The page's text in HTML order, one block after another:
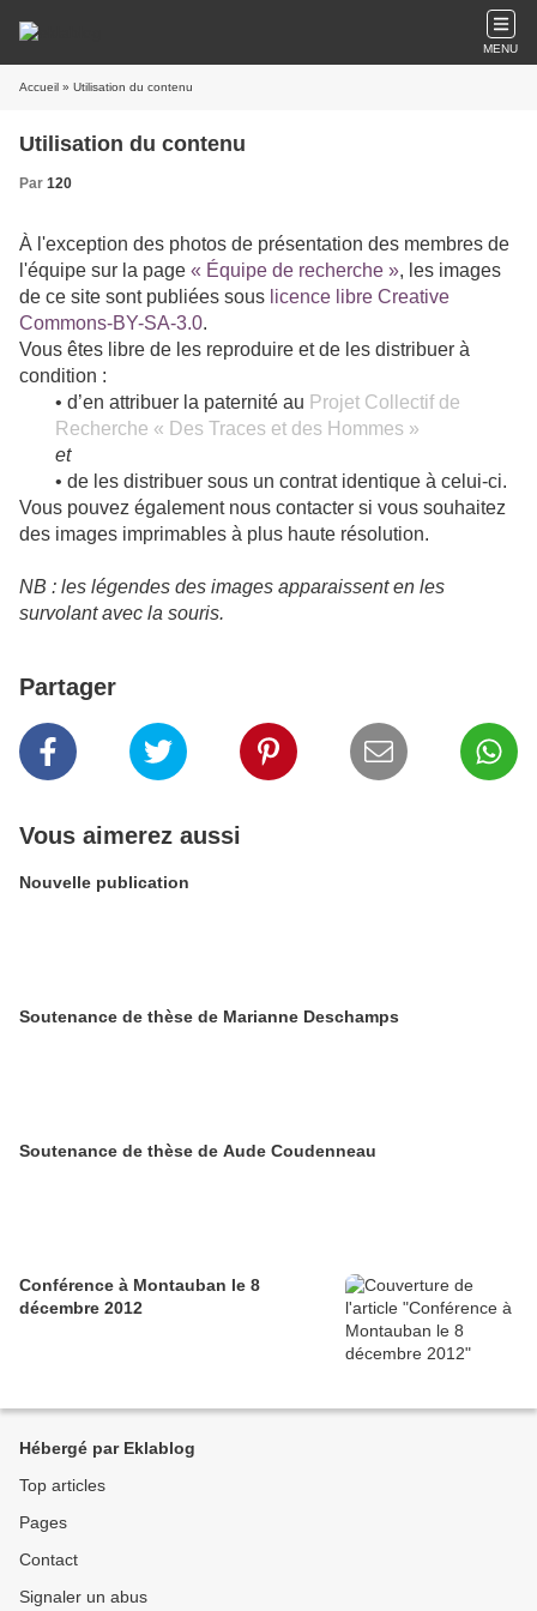
MENU
Accueil » Utilisation du contenu
Utilisation du contenu
Par 120
À l'exception des photos de présentation des membres de
l'équipe sur la page « Équipe de recherche », les images
de ce site sont publiées sous licence libre Creative
Commons-BY-SA-3.0.
Vous êtes libre de les reproduire et de les distribuer à
condition :
• d’en attribuer la paternité au Projet Collectif de
Recherche « Des Traces et des Hommes »
et
• de les distribuer sous un contrat identique à celui-ci.
Vous pouvez également nous contacter si vous souhaitez
des images imprimables à plus haute résolution.
NB : les légendes des images apparaissent en les
survolant avec la souris.
Partager
Vous aimerez aussi
Nouvelle publication
Soutenance de thèse de Marianne Deschamps
Soutenance de thèse de Aude Coudenneau
Conférence à Montauban le 8
décembre 2012
Hébergé par Eklablog
Top articles
Pages
Contact
Signaler un abus